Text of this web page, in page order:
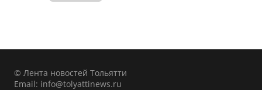
© Лента новостей Тольятти
Email: info@tolyattinews.ru